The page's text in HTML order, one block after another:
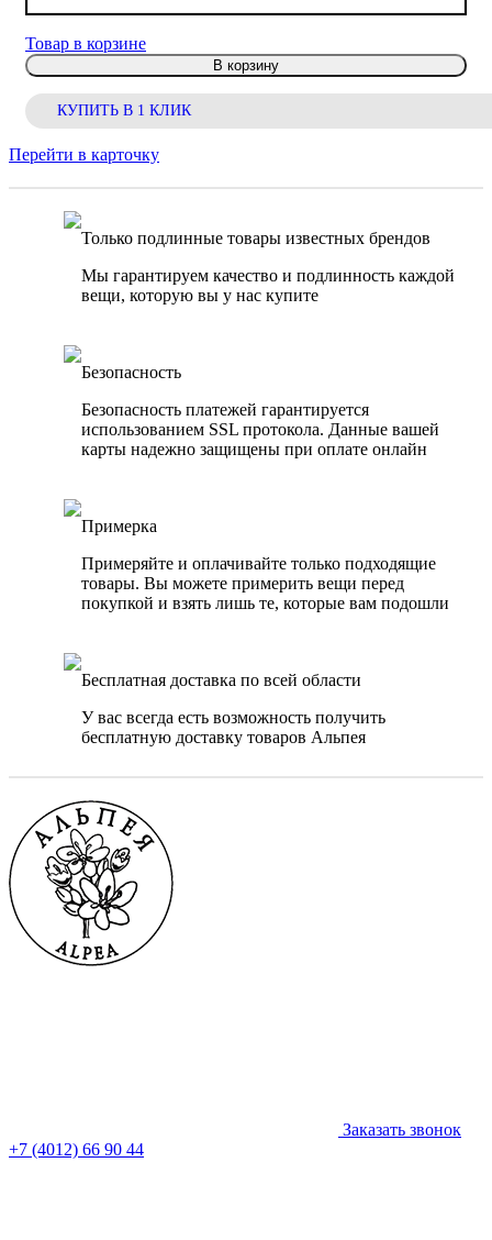
Товар в корзине
В корзину
КУПИТЬ В 1 КЛИК
Перейти в карточку
Только подлинные товары известных брендов
Мы гарантируем качество и подлинность каждой
вещи, которую вы у нас купите
Безопасность
Безопасность платежей гарантируется
использованием SSL протокола. Данные вашей
карты надежно защищены при оплате онлайн
Примерка
Примеряйте и оплачивайте только подходящие
товары. Вы можете примерить вещи перед
покупкой и взять лишь те, которые вам подошли
Бесплатная доставка по всей области
У вас всегда есть возможность получить
бесплатную доставку товаров Альпея
Заказать звонок
+7 (4012) 66 90 44